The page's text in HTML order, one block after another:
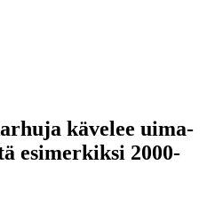
kävelee uima-
esimerkiksi 2000-